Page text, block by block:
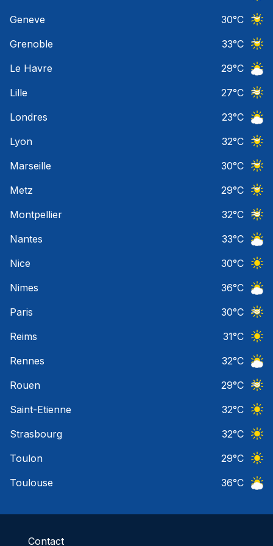
Geneve
30°C
Grenoble
33°C
Le Havre
29°C
Lille
27°C
Londres
23°C
Lyon
32°C
Marseille
30°C
Metz
29°C
Montpellier
32°C
Nantes
33°C
Nice
30°C
Nimes
36°C
Paris
30°C
Reims
31°C
Rennes
32°C
Rouen
29°C
Saint-Etienne
32°C
Strasbourg
32°C
Toulon
29°C
Toulouse
36°C
Contact